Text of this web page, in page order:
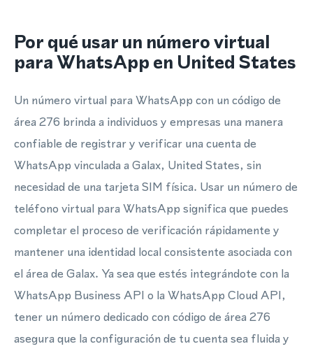
Por qué usar un número virtual
para WhatsApp en United States
Un número virtual para WhatsApp con un código de
área 276 brinda a individuos y empresas una manera
confiable de registrar y verificar una cuenta de
WhatsApp vinculada a Galax, United States, sin
necesidad de una tarjeta SIM física. Usar un número de
teléfono virtual para WhatsApp significa que puedes
completar el proceso de verificación rápidamente y
mantener una identidad local consistente asociada con
el área de Galax. Ya sea que estés integrándote con la
WhatsApp Business API o la WhatsApp Cloud API,
tener un número dedicado con código de área 276
asegura que la configuración de tu cuenta sea fluida y